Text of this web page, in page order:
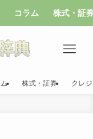
コラム 株式・証
株式・証券 クレ